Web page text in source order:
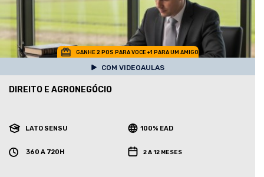
GANHE 2 POS PARA VOCE +1 PARA UM AMIGO
COM VIDEOAULAS
DIREITO E AGRONEGÓCIO
LATO SENSU 100% EAD
360 A 720H 2 A 12 MESES